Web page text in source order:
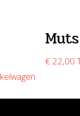
€22,00